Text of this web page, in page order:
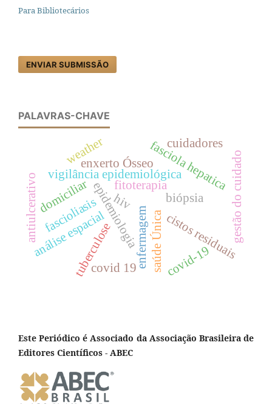
Para Bibliotecários
ENVIAR SUBMISSÃO
PALAVRAS-CHAVE
saúde Única
epidemiologia
vigilância epidemiológica
análise espacial cistos residuais
biópsia
enxerto Ósseo
tuberculose covid-19
fascioliasis
fasciola hepatica
weather
fitoterapia
enfermagem
domiciliar gestão do cuidado
antiulcerativo
covid 19
hiv
cuidadores
Este Periódico é Associado da Associação Brasileira de
Editores Científicos - ABEC